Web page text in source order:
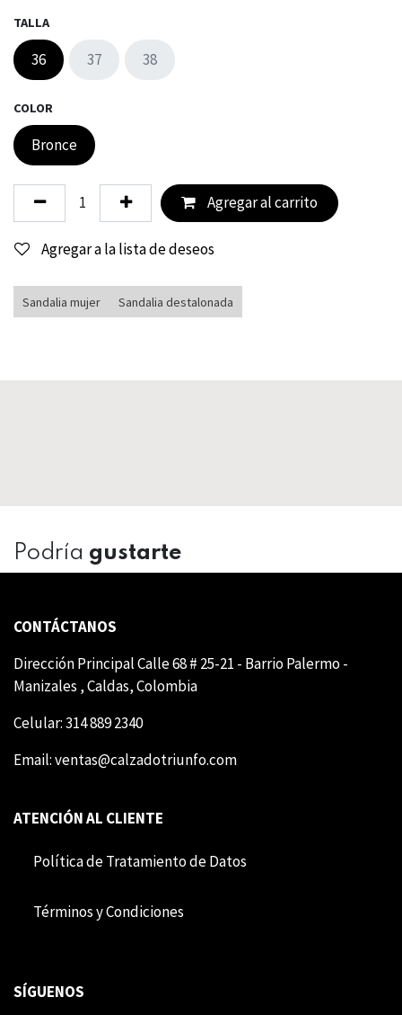
TALLA
36 37 38
COLOR
Bronce
Agregar al carrito
Agregar a la lista de deseos
Sandalia mujer Sandalia destalonada
Podría gustarte
CONTÁCTANOS
Dirección Principal Calle 68 # 25-21 - Barrio Palermo -
Manizales , Caldas, Colombia
Celular: 314 889 2340
Email:ventas@calzadotriunfo.com
ATENCIÓN AL CLIENTE
Política de Tratamiento de Datos
Término​​s y Condiciones
SÍGUENOS